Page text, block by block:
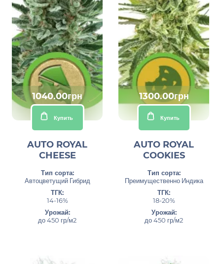
1040.00грн
Купить
AUTO ROYAL
CHEESE
Тип сорта:
Автоцветущий Гибрид
ТГК:
14-16%
Урожай:
до 450 гр/м2
1300.00грн
Купить
AUTO ROYAL
COOKIES
Тип сорта:
Преимущественно Индика
ТГК:
18-20%
Урожай:
до 450 гр/м2